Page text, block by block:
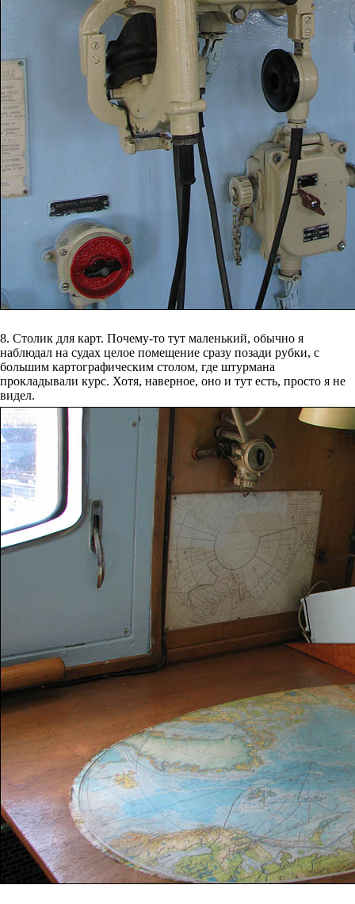
8. Столик для карт. Почему-то тут маленький, обычно я
наблюдал на судах целое помещение сразу позади рубки, с
большим картографическим столом, где штурмана
прокладывали курс. Хотя, наверное, оно и тут есть, просто я не
видел.